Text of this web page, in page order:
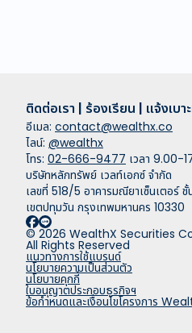
ติดต่อเรา | ร้องเรียน | แจ้งเบา
อีเมล: contact@wealthx.co
ไลน์: @wealthx
โทร: 02-666-9477 เวลา 9.00-
บริษัทหลักทรัพย์ เวลท์เอกซ์ จำกัด
เลขที่ 518/5 อาคารมณียาเซ็นเตอร์
เขตปทุมวัน กรุงเทพมหานคร 10330
© 2026 WealthX Securities
All Rights Reserved
แนวทางการใช้แบรนด์
นโยบายความเป็นส่วนตัว
นโยบายคุกกี้
ใบอนุญาตประกอบธุรกิจฯ
ข้อกำหนดและเงื่อนไขโครงการ